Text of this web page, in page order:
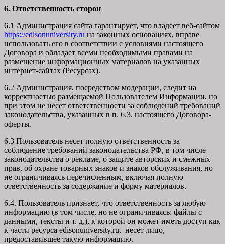
6. Ответственность сторон
6.1 Администрация сайта гарантирует, что владеет веб-сайтом
https://edisonuniversity.ru на законных основаниях, вправе
использовать его в соответствии с условиями настоящего
Договора и обладает всеми необходимыми правами на
размещение информационных материалов на указанных
интернет-сайтах (Ресурсах).
6.2 Администрация, посредством модерации, следит на
корректностью размещаемой Пользователем Информации, но
при этом не несет ответственности за соблюдений требований
законодательства, указанных в п. 6.3. настоящего Договора-
оферты.
6.3 Пользователь несет полную ответственность за
соблюдение требований законодательства РФ, в том числе
законодательства о рекламе, о защите авторских и смежных
прав, об охране товарных знаков и знаков обслуживания, но
не ограничиваясь перечисленным, включая полную
ответственность за содержание и форму материалов.
6.4. Пользователь признает, что ответственность за любую
информацию (в том числе, но не ограничиваясь: файлы с
данными, тексты и т. д.), к которой он может иметь доступ как
к части ресурса edisonuniversity.ru, несет лицо,
предоставившее такую информацию.